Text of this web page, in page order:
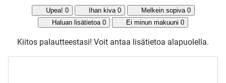
Upea! 0 Ihan kiva 0 Melkein sopiva 0
Haluan lisätietoa 0 Ei minun makuuni 0
Kiitos palautteestasi! Voit antaa lisätietoa alapuolella.
UUSI